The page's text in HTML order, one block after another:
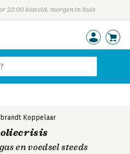
23:00 besteld, morgen in huis
Koppelaar
oliecrisis
en voedsel steeds